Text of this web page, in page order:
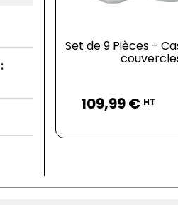
Set de 9 Pièces -
109,99 € HT